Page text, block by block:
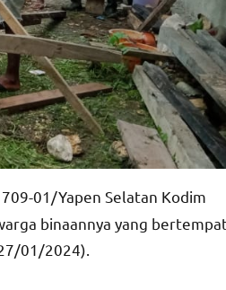
01/Yapen Selatan Kodim
binaannya yang
01/2024).